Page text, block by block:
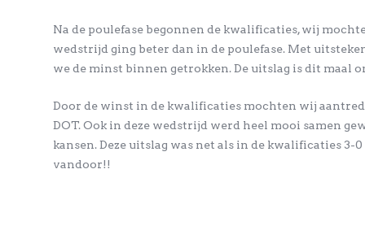
Na de poulefase begonnen de kwalificaties, wij
wedstrijd ging beter dan in de poulefase. Met
we de minst binnen getrokken. De uitslag is dit maal
Door de winst in de kwalificaties mochten wij
DOT. Ook in deze wedstrijd werd heel mooi samen
kansen. Deze uitslag was net als in de kwalificaties
vandoor!!